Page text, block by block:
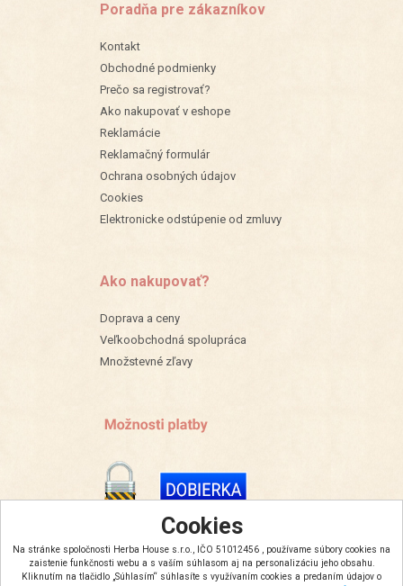
Cookies
Na stránke spoločnosti Herba House s.r.o., IČO 51012456 , používame súbory cookies na
zaistenie funkčnosti webu a s vaším súhlasom aj na personalizáciu jeho obsahu.
Kliknutím na tlačidlo „Súhlasím“ súhlasíte s využívaním cookies a predaním údajov o
Poradňa pre zákazníkov
Kontakt
Obchodné podmienky
Prečo sa registrovať?
Ako nakupovať v eshope
Reklamácie
Reklamačný formulár
Ochrana osobných údajov
Cookies
Elektronicke odstúpenie od zmluvy
Ako nakupovať?
Doprava a ceny
Veľkoobchodná spolupráca
Množstevné zľavy